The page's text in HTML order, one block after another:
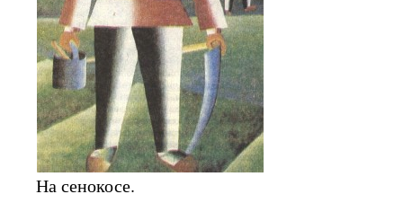
На сенокосе.